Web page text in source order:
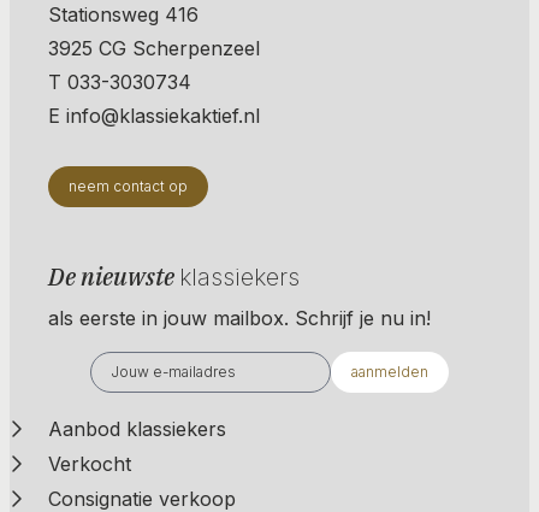
Stationsweg 416
3925 CG Scherpenzeel
T 033-3030734
E info@klassiekaktief.nl
neem contact op
De nieuwste klassiekers
als eerste in jouw mailbox. Schrijf je nu in!
aanmelden
Aanbod klassiekers
Verkocht
Consignatie verkoop